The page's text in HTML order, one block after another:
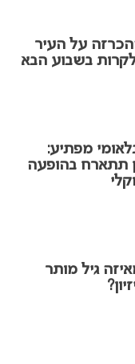
2027: ההכרזה על העיר
בשבוע הבא
מפתיע:
תתארח בהופעה
גיל מותר